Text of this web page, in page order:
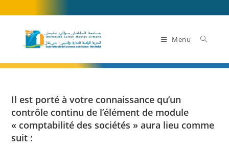
to
content
Menu
Il est porté à votre connaissance qu’un
contrôle continu de l’élément de module
« comptabilité des sociétés » aura lieu comme
suit :